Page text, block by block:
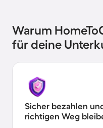
Warum
für deine
Sicher bezahlen
richtigen Weg